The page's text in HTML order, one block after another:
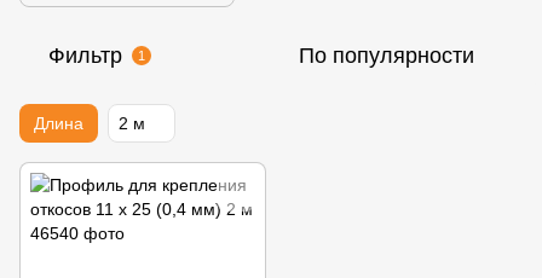
Фильтр 1 По популярности
Длина 2 м